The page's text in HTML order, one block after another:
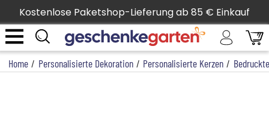
Kostenlose Paketshop-Lieferung ab 85 € Einkauf
Home / Personalisierte Dekoration / Personalisierte Kerzen /